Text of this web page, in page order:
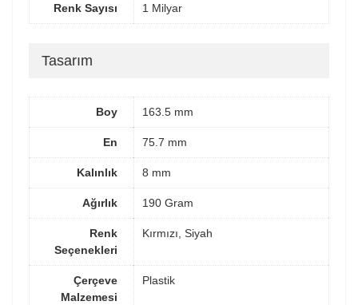
Renk Sayısı 1 Milyar
Tasarım
Boy 163.5 mm
En 75.7 mm
Kalınlık 8 mm
Ağırlık 190 Gram
Renk
Seçenekleri
Kırmızı, Siyah
Çerçeve
Malzemesi
Plastik